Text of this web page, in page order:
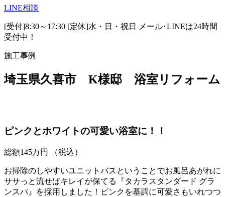
LINE相談
[受付]8:30～17:30 [定休]水・日・祝日
メール･LINEは24時間
受付中！
施工事例
埼玉県久喜市 K様邸 浴室リフォーム
ピンクとホワイトの可愛い浴室に！！
総額145万円 （税込）
お掃除のしやすいユニットバスということでお風呂あがれに
ササっと流せばキレイが保てる『タカラスタンダード グラ
ンスパ』を採用しました！ピンクを基調に可愛さもいれつつ